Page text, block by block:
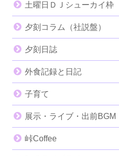
土曜日ＤＪシューカイ枠
夕刻コラム（社説盤）
夕刻日誌
外食記録と日記
子育て
展示・ライブ・出前BGM
峠Coffee